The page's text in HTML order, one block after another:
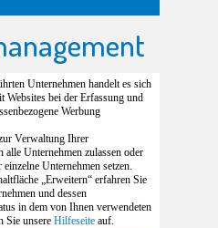
Unternehmen handelt es sich
Websites bei der Erfassung und
Werbung
Verwaltung Ihrer
alle Unternehmen zulassen oder
Unternehmen setzen.
„Erweitern“ erfahren Sie
und dessen
in dem von Ihnen verwendeten
Sie unsere Hilfeseite auf.